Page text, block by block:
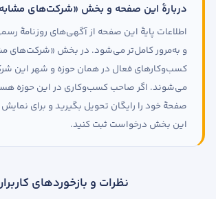
دربارهٔ این صفحه و بخش «شرکت‌های
اطلاعات پایهٔ این صفحه از آگهی‌های روزنامهٔ
و به‌مرور کامل‌تر می‌شود. در بخش «شرکت‌های
کسب‌وکارهای فعال در همان حوزه و شهر این
می‌شوند. اگر صاحب کسب‌وکاری در این حوزه
صفحهٔ خود را رایگان تحویل بگیرید و برای نمایش
این بخش درخواست ثبت کنید.
نظرات و بازخوردهای